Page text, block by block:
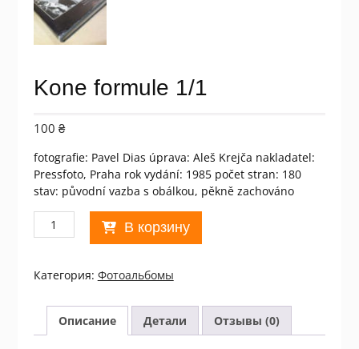
Kone formule 1/1
100 ₴
fotografie: Pavel Dias úprava: Aleš Krejča nakladatel:
Pressfoto, Praha rok vydání: 1985 počet stran: 180
stav: původní vazba s obálkou, pěkně zachováno
Количество
товара
formule
В корзину
Категория: Фотоальбомы
Описание Детали Отзывы (0)